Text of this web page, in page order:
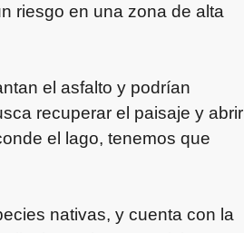
riesgo en una zona de alta
el asfalto y podrían
recuperar el paisaje y abrir
el lago, tenemos que
nativas, y cuenta con la